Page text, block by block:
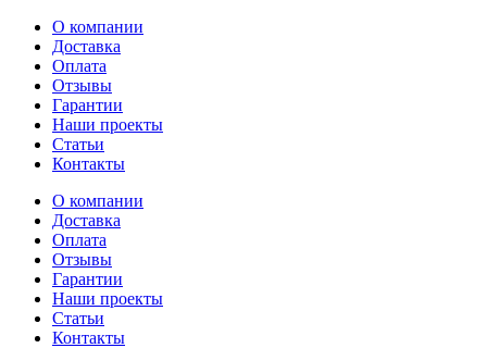
Перейти
содержимому
О компании
Доставка
Оплата
Отзывы
Гарантии
Наши проекты
Статьи
Контакты
О компании
Доставка
Оплата
Отзывы
Гарантии
Наши проекты
Статьи
Контакты